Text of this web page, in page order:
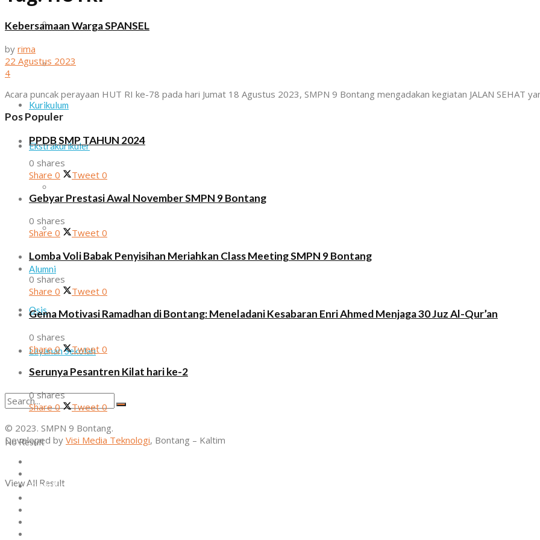
Daftar Guru dan Staf Sekolah
Sarana dan Prasarana
Kurikulum
Ekstrakurikuler
Pramuka
Alumni
Osis
Layanan Sekolah
No Result
View All Result
Kebersamaan Warga SPANSEL
by rima
22 Agustus 2023
4
Acara puncak perayaan HUT RI ke-78 pada hari Jumat 18 Agustus 2023, SMPN 9 Bontang mengadakan kegiatan JALAN SEHAT
Pos Populer
PPDB SMP TAHUN 2024
0 shares
Share 0 Tweet 0
Gebyar Prestasi Awal November SMPN 9 Bontang
0 shares
Share 0 Tweet 0
Lomba Voli Babak Penyisihan Meriahkan Class Meeting SMPN 9 Bontang
0 shares
Share 0 Tweet 0
Gema Motivasi Ramadhan di Bontang: Meneladani Kesabaran Enri Ahmed Menjaga 30 Juz Al-Qur’an
0 shares
Share 0 Tweet 0
Serunya Pesantren Kilat hari ke-2
0 shares
Share 0 Tweet 0
© 2023. SMPN 9 Bontang.
Developed by Visi Media Teknologi, Bontang – Kaltim
Kurikulum